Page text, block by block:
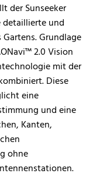
der Sunseeker
detaillierte und
Grundlage
2.0 Vision
mit der
Diese
eine
und eine
Kanten,
ohne